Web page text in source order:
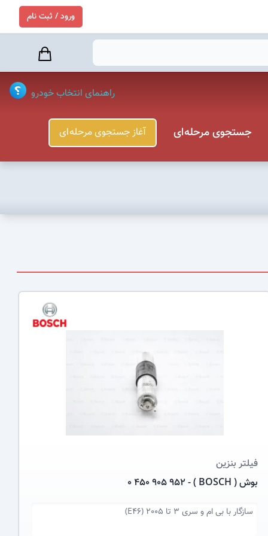
ورود / ثبت نام
راهنمای انتخاب خودرو
جستجوی مرحله ای آغاز جستجوی مرحله ای
عکس کالا
فیلتر بنزین
بوش ( BOSCH ) - 0 450 905 952
سازگار بابی ام و سری 3 تا 2005 (E46)